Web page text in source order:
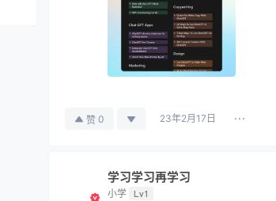
赞 0 23年2月17日
学习学习再学习
小学 Lv1